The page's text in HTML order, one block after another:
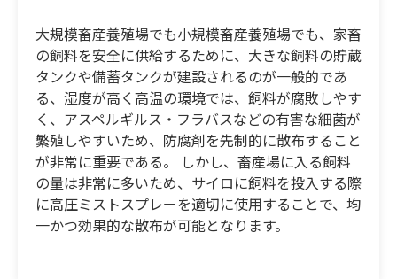
大規模畜産養殖場でも小規模畜産養殖場でも、家畜
の飼料を安全に供給するために、大きな飼料の貯蔵
タンクや備蓄タンクが建設されるのが一般的であ
る、湿度が高く高温の環境では、飼料が腐敗しやす
く、アスペルギルス・フラバスなどの有害な細菌が
繁殖しやすいため、防腐剤を先制的に散布すること
が非常に重要である。 しかし、畜産場に入る飼料
の量は非常に多いため、サイロに飼料を投入する際
に高圧ミストスプレーを適切に使用することで、均
一かつ効果的な散布が可能となります。